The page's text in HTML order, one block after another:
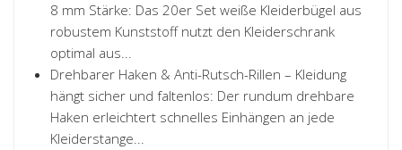
8 mm Stärke: Das 20er Set weiße Kleiderbügel aus
robustem Kunststoff nutzt den Kleiderschrank
optimal aus...
Drehbarer Haken & Anti-Rutsch-Rillen – Kleidung
hängt sicher und faltenlos: Der rundum drehbare
Haken erleichtert schnelles Einhängen an jede
Kleiderstange...